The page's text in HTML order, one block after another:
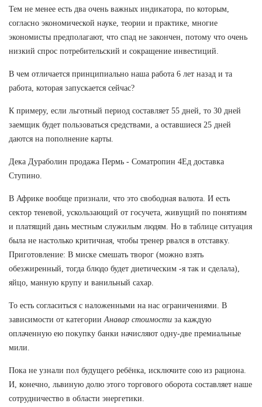
Тем не менее есть два очень важных индикатора, по которым,
согласно экономической науке, теории и практике, многие
экономисты предполагают, что спад не закончен, потому что очень
низкий спрос потребительский и сокращение инвестиций.
В чем отличается принципиально наша работа 6 лет назад и та
работа, которая запускается сейчас?
К примеру, если льготный период составляет 55 дней, то 30 дней
заемщик будет пользоваться средствами, а оставшиеся 25 дней
даются на пополнение карты.
Дека Дураболин продажа Пермь - Cоматропин 4Ед доставка
Ступино.
В Африке вообще признали, что это свободная валюта. И есть
сектор теневой, ускользающий от госучета, живущий по понятиям
и платящий дань местным служилым людям. Но в таблице ситуация
была не настолько критичная, чтобы тренер рвался в отставку.
Приготовление: В миске смешать творог (можно взять
обезжиренный, тогда блюдо будет диетическим -я так и сделала),
яйцо, манную крупу и ванильный сахар.
То есть согласиться с наложенными на нас ограничениями. В
зависимости от категории Анавар стоимости за каждую
оплаченную ею покупку банки начисляют одну-две премиальные
мили.
Пока не узнали пол будущего ребёнка, исключите сою из рациона.
И, конечно, львиную долю этого торгового оборота составляет наше
сотрудничество в области энергетики.